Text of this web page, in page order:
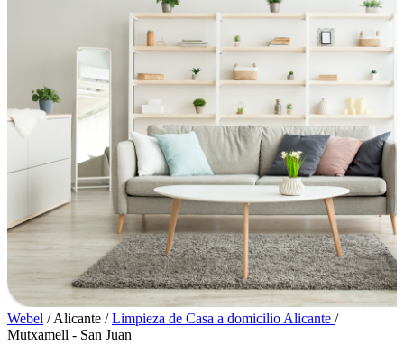
Webel / Alicante / Limpieza de Casa a domicilio Alicante /
Mutxamell - San Juan